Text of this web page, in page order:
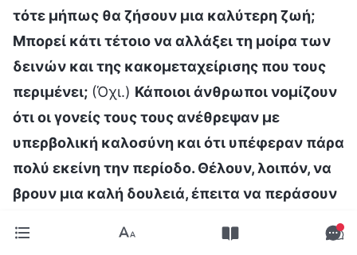
τότε μήπως θα ζήσουν μια καλύτερη ζωή;
Μπορεί κάτι τέτοιο να αλλάξει τη μοίρα των
δεινών και της κακομεταχείρισης που τους
περιμένει; (Όχι.) Κάποιοι άνθρωποι νομίζουν
ότι οι γονείς τους τους ανέθρεψαν με
υπερβολική καλοσύνη και ότι υπέφεραν πάρα
πολύ εκείνη την περίοδο. Θέλουν, λοιπόν, να
βρουν μια καλή δουλειά, έπειτα να περάσουν
εργατικοί και να δουλέψουν σκληρά για να